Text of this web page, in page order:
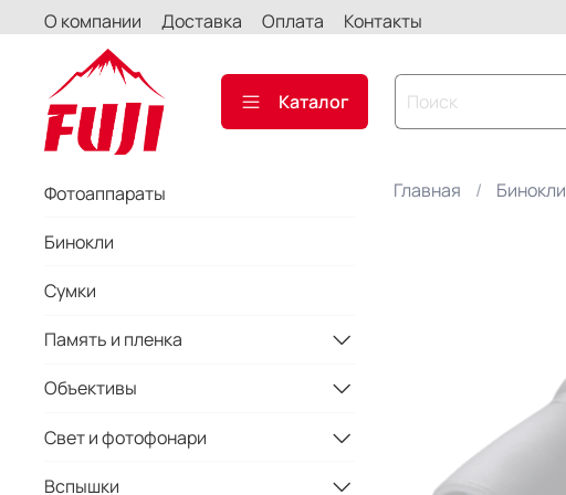
О компании Доставка Оплата Контакты
Каталог
Главная Бинокли
Фотоаппараты
Бинокли
Сумки
Память и пленка
Объективы
Свет и фотофонари
Вспышки